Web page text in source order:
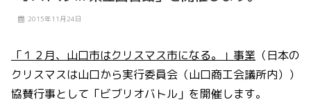
2015年11月24日
「１２月、山口市はクリスマス市になる。」事業 （日本の
クリスマスは山口から実行委員会（山口商工会議所内））
協賛行事として「ビブリオバトル」を開催します。